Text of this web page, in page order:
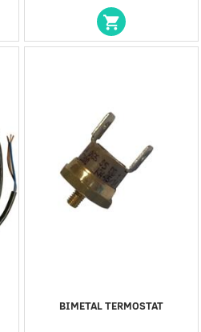
BIMETAL TERMOSTAT